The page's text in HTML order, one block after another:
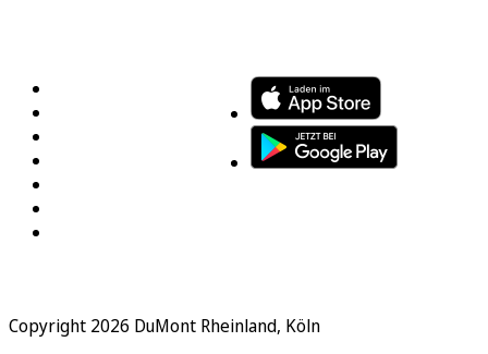
Copyright 2026 DuMont Rheinland, Köln